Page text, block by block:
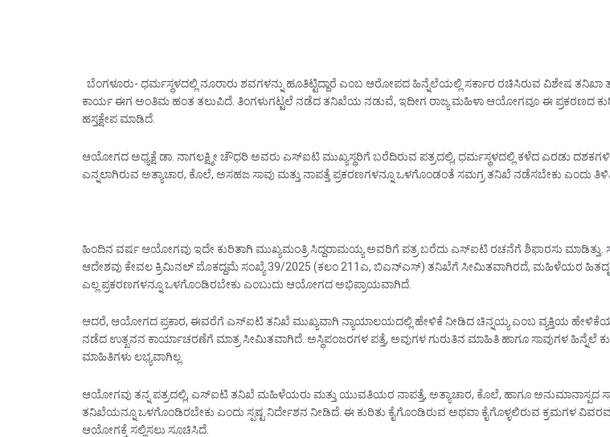
ಬೆಂಗಳೂರು- ಧರ್ಮಸ್ಥಳದಲ್ಲಿ ನೂರಾರು ಶವಗಳನ್ನು ಹೂತಿಟ್ಟಿದ್ದಾರೆ ಎಂಬ ಆರೋಪದ ಹಿನ್ನೆಲೆಯಲ್ಲಿ ಸರ್ಕಾರ ರಚಿಸಿರುವ ವಿಶೇಷ
ಕಾರ್ಯ ಈಗ ಅಂತಿಮ ಹಂತ ತಲುಪಿದೆ. ತಿಂಗಳುಗಟ್ಟಲೆ ನಡೆದ ತನಿಖೆಯ ನಡುವೆ, ಇದೀಗ ರಾಜ್ಯ ಮಹಿಳಾ ಆಯೋಗವೂ ಈ ಪ್ರಕರಣದ
ಹಸ್ತಕ್ಷೇಪ ಮಾಡಿದೆ.
ಆಯೋಗದ ಅಧ್ಯಕ್ಷೆ ಡಾ. ನಾಗಲಕ್ಷ್ಮೀ ಚೌಧರಿ ಅವರು ಎಸ್‌ಐಟಿ ಮುಖ್ಯಸ್ಥರಿಗೆ ಬರೆದಿರುವ ಪತ್ರದಲ್ಲಿ, ಧರ್ಮಸ್ಥಳದಲ್ಲಿ ಕಳೆದ ಎರಡು
ಎನ್ನಲಾಗಿರುವ ಅತ್ಯಾಚಾರ, ಕೊಲೆ, ಅಸಹಜ ಸಾವು ಮತ್ತು ನಾಪತ್ತೆ ಪ್ರಕರಣಗಳನ್ನೂ ಒಳಗೊಂಡಂತೆ ಸಮಗ್ರ ತನಿಖೆ ನಡೆಸಬೇಕು ಎಂದು
ಹಿಂದಿನ ವರ್ಷ ಆಯೋಗವು ಇದೇ ಕುರಿತಾಗಿ ಮುಖ್ಯಮಂತ್ರಿ ಸಿದ್ದರಾಮಯ್ಯ ಅವರಿಗೆ ಪತ್ರ ಬರೆದು ಎಸ್‌ಐಟಿ ರಚನೆಗೆ ಶಿಫಾರಸು ಮಾಡಿತ್ತು.
ಆದೇಶವು ಕೇವಲ ಕ್ರಿಮಿನಲ್ ಮೊಕದ್ದಮೆ ಸಂಖ್ಯೆ 39/2025 (ಕಲಂ 211ಎ, ಬಿಎನ್‌ಎಸ್) ತನಿಖೆಗೆ ಸೀಮಿತವಾಗಿರದೆ, ಮಹಿಳೆಯರ
ಎಲ್ಲ ಪ್ರಕರಣಗಳನ್ನೂ ಒಳಗೊಂಡಿರಬೇಕು ಎಂಬುದು ಆಯೋಗದ ಅಭಿಪ್ರಾಯವಾಗಿದೆ.
ಆದರೆ, ಆಯೋಗದ ಪ್ರಕಾರ, ಈವರೆಗೆ ಎಸ್‌ಐಟಿ ತನಿಖೆ ಮುಖ್ಯವಾಗಿ ನ್ಯಾಯಾಲಯದಲ್ಲಿ ಹೇಳಿಕೆ ನೀಡಿದ ಚಿನ್ನಯ್ಯ ಎಂಬ ವ್ಯಕ್ತಿಯ
ನಡೆದ ಉತ್ಖನನ ಕಾರ್ಯಾಚರಣೆಗೆ ಮಾತ್ರ ಸೀಮಿತವಾಗಿದೆ. ಅಸ್ಥಿಪಂಜರಗಳ ಪತ್ತೆ, ಅವುಗಳ ಗುರುತಿನ ಮಾಹಿತಿ ಹಾಗೂ ಸಾವುಗಳ ಹಿನ್ನೆಲೆ
ಮಾಹಿತಿಗಳು ಲಭ್ಯವಾಗಿಲ್ಲ.
ಆಯೋಗವು ತನ್ನ ಪತ್ರದಲ್ಲಿ, ಎಸ್‌ಐಟಿ ತನಿಖೆ ಮಹಿಳೆಯರು ಮತ್ತು ಯುವತಿಯರ ನಾಪತ್ತೆ, ಅತ್ಯಾಚಾರ, ಕೊಲೆ, ಹಾಗೂ ಅನುಮಾನಾಸ್ಪದ
ತನಿಖೆಯನ್ನೂ ಒಳಗೊಂಡಿರಬೇಕು ಎಂದು ಸ್ಪಷ್ಟ ನಿರ್ದೇಶನ ನೀಡಿದೆ. ಈ ಕುರಿತು ಕೈಗೊಂಡಿರುವ ಅಥವಾ ಕೈಗೊಳ್ಳಲಿರುವ ಕ್ರಮಗಳ
ಆಯೋಗಕ್ಕೆ ಸಲ್ಲಿಸಲು ಸೂಚಿಸಿದೆ.